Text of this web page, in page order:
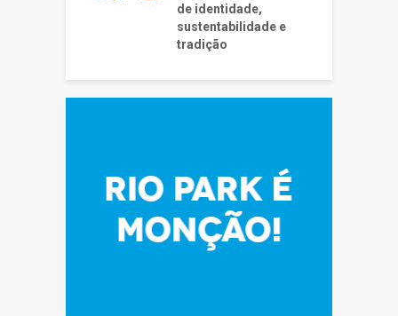
de identidade,
sustentabilidade e
tradição